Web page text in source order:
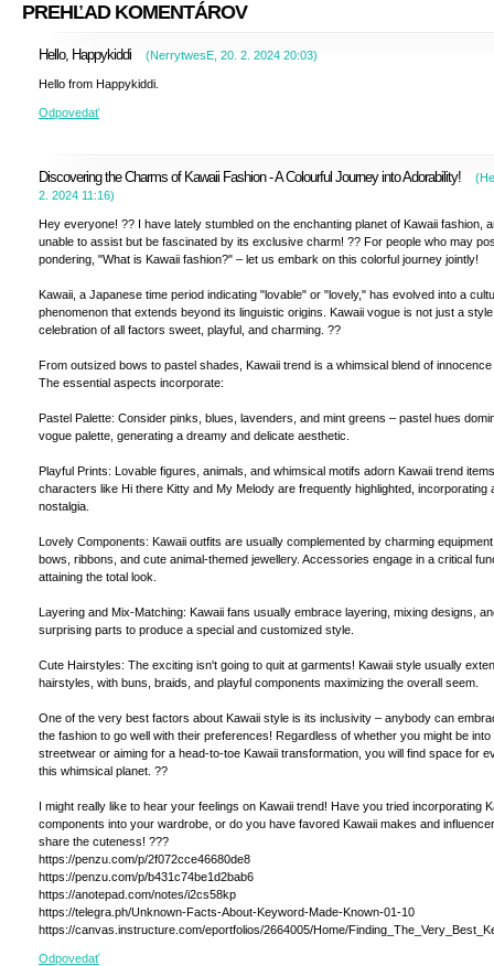
PREHĽAD KOMENTÁROV
Hello, Happykiddi (NerrytwesE 20. 2. 2024 20:03)
Hello from Happykiddi.
Odpovedať
Discovering the Charms of Kawaii Fashion - A Colourful Journey into Adorability! (
2. 2024 11:16)
Hey everyone! ?? I have lately stumbled on the enchanting planet of Kawaii fashion,
unable to assist but be fascinated by its exclusive charm! ?? For people who may
pondering, "What is Kawaii fashion?" – let us embark on this colorful journey jointly!
Kawaii, a Japanese time period indicating "lovable" or "lovely," has evolved into a
phenomenon that extends beyond its linguistic origins. Kawaii vogue is not just a
celebration of all factors sweet, playful, and charming. ??
From outsized bows to pastel shades, Kawaii trend is a whimsical blend of
The essential aspects incorporate:
Pastel Palette: Consider pinks, blues, lavenders, and mint greens – pastel hues
vogue palette, generating a dreamy and delicate aesthetic.
Playful Prints: Lovable figures, animals, and whimsical motifs adorn Kawaii trend
characters like Hi there Kitty and My Melody are frequently highlighted, incorporating
nostalgia.
Lovely Components: Kawaii outfits are usually complemented by charming
bows, ribbons, and cute animal-themed jewellery. Accessories engage in a critical
attaining the total look.
Layering and Mix-Matching: Kawaii fans usually embrace layering, mixing designs,
surprising parts to produce a special and customized style.
Cute Hairstyles: The exciting isn't going to quit at garments! Kawaii style usually
hairstyles, with buns, braids, and playful components maximizing the overall seem.
One of the very best factors about Kawaii style is its inclusivity – anybody can
the fashion to go well with their preferences! Regardless of whether you might be into
streetwear or aiming for a head-to-toe Kawaii transformation, you will find space for
this whimsical planet. ??
I might really like to hear your feelings on Kawaii trend! Have you tried incorporating
components into your wardrobe, or do you have favored Kawaii makes and
share the cuteness! ???
https://penzu.com/p/2f072cce46680de8
https://penzu.com/p/b431c74be1d2bab6
https://anotepad.com/notes/i2cs58kp
https://telegra.ph/Unknown-Facts-About-Keyword-Made-Known-01-10
https://canvas.instructure.com/eportfolios/2664005/Home/
Odpovedať